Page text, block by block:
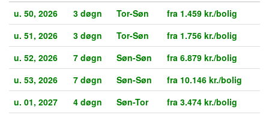
u. 50, 2026 3 døgn Tor-Søn
fra 1.459 kr./bolig
u. 51, 2026
3 døgn Tor-Søn
fra 1.756 kr./bolig
u. 52, 2026
7 døgn Søn-Søn
fra 6.879 kr./bolig
u. 53, 2026
7 døgn Søn-Søn
fra 10.146 kr./bolig
u. 01, 2027
4 døgn Søn-Tor
fra 3.474 kr./bolig